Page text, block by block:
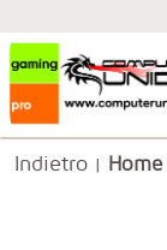
Indietro | Home